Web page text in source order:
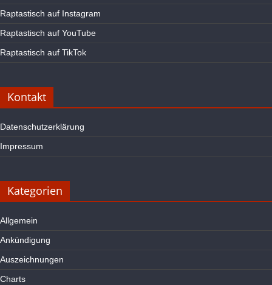
Raptastisch auf Instagram
Raptastisch auf YouTube
Raptastisch auf TikTok
Kontakt
Datenschutzerklärung
Impressum
Kategorien
Allgemein
Ankündigung
Auszeichnungen
Charts